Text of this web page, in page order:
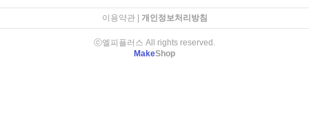
이용약관| 개인정보처리방침
ⓒ엘피플러스 All rights reserved.
MakeShop